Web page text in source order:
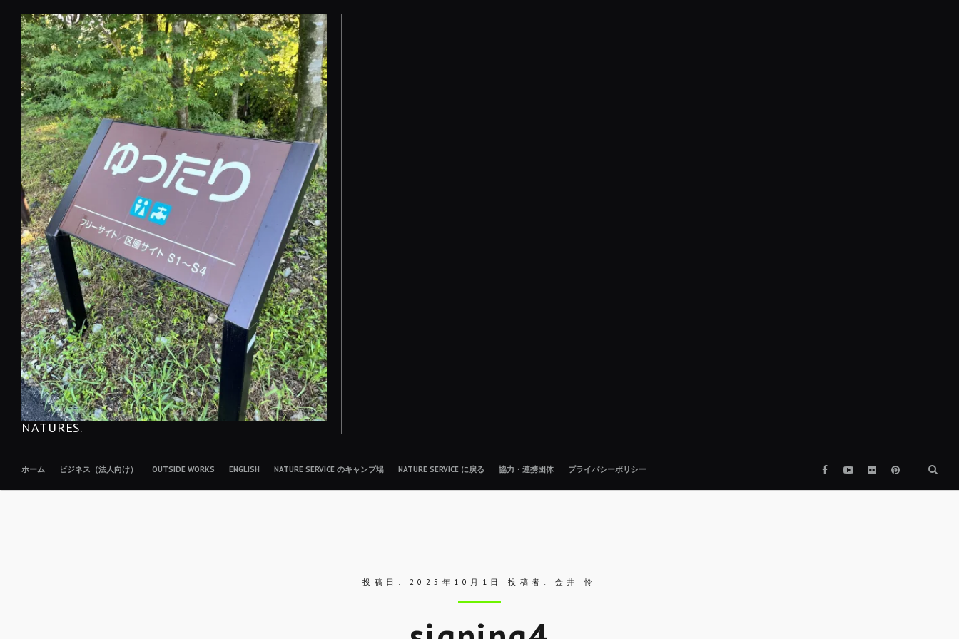
NATURES.
ホーム ビジネス（法人向け） OUTSIDE WORKS ENGLISH NATURE SERVICE のキャンプ場 NATURE SERVICE に戻る 協力・連携団体 プライバシーポリシー FacebookYouTube
flickr pinterest
ボ
投稿日: 2025年10月1日 投稿者: 金井 怜